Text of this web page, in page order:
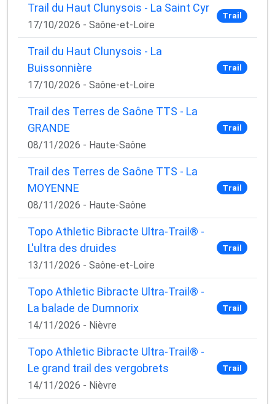
Trail du Haut Clunysois - La Saint Cyr
17/10/2026 - Saône-et-Loire
Trail
Trail du Haut Clunysois - La
Buissonnière
17/10/2026 - Saône-et-Loire
Trail
Trail des Terres de Saône TTS - La
GRANDE
08/11/2026 - Haute-Saône
Trail
Trail des Terres de Saône TTS - La
MOYENNE
08/11/2026 - Haute-Saône
Trail
Topo Athletic Bibracte Ultra-Trail® -
L'ultra des druides
13/11/2026 - Saône-et-Loire
Trail
Topo Athletic Bibracte Ultra-Trail® -
La balade de Dumnorix
14/11/2026 - Nièvre
Trail
Topo Athletic Bibracte Ultra-Trail® -
Le grand trail des vergobrets
14/11/2026 - Nièvre
Trail